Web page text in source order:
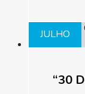
JULHO
“30